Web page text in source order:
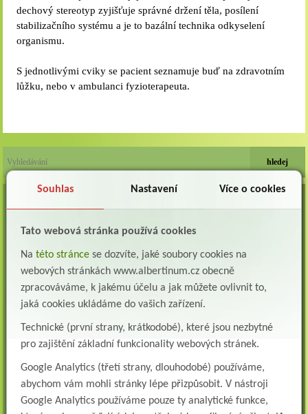
dechový stereotyp zyjišťuje správné držení těla, posílení
stabilizačního systému a je to bazální technika odkyselení
organismu.
S jednotlivými cviky se pacient seznamuje buď na zdravotním
lůžku, nebo v ambulanci fyzioterapeuta.
Albertinum, odborný léčebný ústav, Žamberk přijme do pracovního poměru: Lékaře na
oddělení následné a dlouhodobé lůžkové...
Lékař na oddělení psychiatrie
Albertinum, odborný léčebný ústav, Žamberkpřijme do pracovního poměru: Lékaře na
oddělení psychiatrie ...
Lékař oddělení pneumologie a ftizeologie (plicní oddělení)
Albertinum, odborný léčebný ústav, Žamberk přijme do pracovního poměru: Lékaře na
oddělení pneumologie a ftizeologie (pl...
Všeobecná/praktická sestra na LDN
lůžkové oddělení následné a dlouhodobé pé...
Souhlas Nastavení Více o cookies
Tato webová stránka používá cookies
Na této stránce se dozvíte, jaké soubory cookies na
webových stránkách www.albertinum.cz obecně
zpracováváme, k jakému účelu a jak můžete ovlivnit to,
jaká cookies ukládáme do vašich zařízení.
Technické (první strany, krátkodobé), které jsou nezbytné
pro zajištění základní funkcionality webových stránek.
Google Analytics (třetí strany, dlouhodobé) používáme,
abychom vám mohli stránky lépe přizpůsobit. V nástroji
Google Analytics používáme pouze ty analytické funkce,